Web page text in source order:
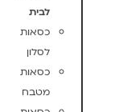
לבית
כסאות
לסלון
כסאות
מטבח